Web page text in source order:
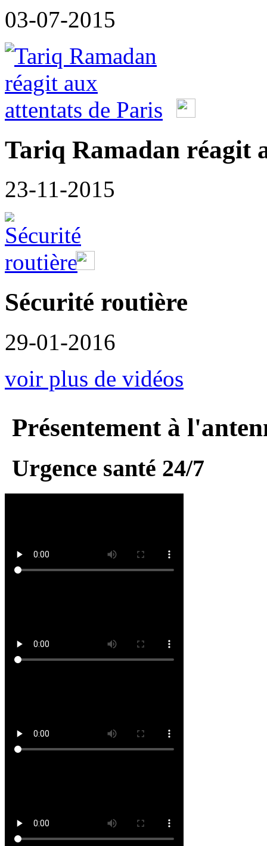
03-07-2015
Tariq Ramadan réagit
23-11-2015
Sécurité routière
29-01-2016
voir plus de vidéos
Présentement à
Urgence santé 24/7